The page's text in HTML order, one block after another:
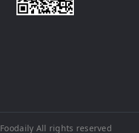
Foodaily All rights reserved